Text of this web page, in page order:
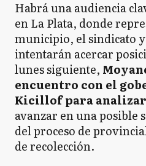
Habrá una audiencia
en La Plata, donde
municipio, el sindicato
intentarán acercar
lunes siguiente,
encuentro con el
Kicillof para
avanzar en una posible
del proceso de
de recolección.